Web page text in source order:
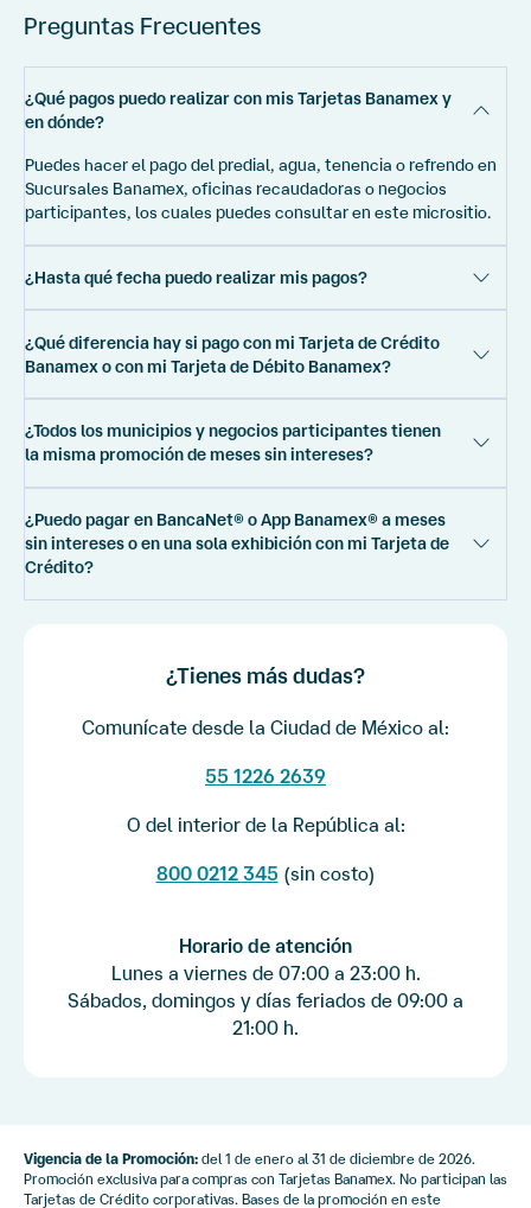
Preguntas Frecuentes
¿Qué pagos puedo realizar con mis Tarjetas Banamex y
en dónde?
Puedes hacer el pago del predial, agua, tenencia o refrendo en
Sucursales Banamex, oficinas recaudadoras o negocios
participantes, los cuales puedes consultar en este micrositio.
¿Hasta qué fecha puedo realizar mis pagos?
establecido por cada estado y municipio. Puedes consultar las
opciones de pago que hay en tu estado y municipio en este
¿Qué diferencia hay si pago con mi Tarjeta de Crédito
Banamex o con mi Tarjeta de Débito Banamex?
exhibición y utilizando tu Tarjeta de Crédito Banamex puede ser
también en una sola exhibición o a meses sin intereses.
¿Todos los municipios y negocios participantes tienen
la misma promoción de meses sin intereses?
municipio. Es importante que consultes en este micrositio los
plazos, montos mínimos, municipios y estados participantes;
así como, si el pago lo puedes realizar en Sucursales Banamex,
¿Puedo pagar en BancaNet® o App Banamex® a meses
sin intereses o en una sola exhibición con mi Tarjeta de
Crédito?
de estos canales con tu Tarjeta de Crédito Banamex, se
correspondiente.
¿Tienes más dudas?
Comunícate desde la Ciudad de México al:
55 1226 2639
O del interior de la República al:
800 0212 345 (sin costo)
Horario de atención
Lunes a viernes de 07:00 a 23:00 h.
Sábados, domingos y días feriados de 09:00 a
21:00 h.
Vigencia de la Promoción: del 1 de enero al 31 de diciembre de 2026.
Promoción exclusiva para compras con Tarjetas Banamex. No participan las
Tarjetas de Crédito corporativas. Bases de la promoción en este